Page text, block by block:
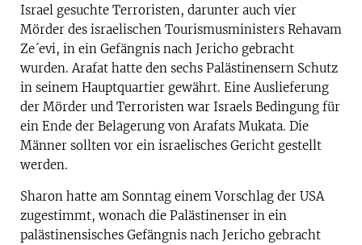
Israel gesuchte Terroristen, darunter auch vier
Mörder des israelischen Tourismusministers Rehavam
Ze´evi, in ein Gefängnis nach Jericho gebracht
wurden. Arafat hatte den sechs Palästinensern Schutz
in seinem Hauptquartier gewährt. Eine Auslieferung
der Mörder und Terroristen war Israels Bedingung für
ein Ende der Belagerung von Arafats Mukata. Die
Männer sollten vor ein israelisches Gericht gestellt
werden.
Sharon hatte am Sonntag einem Vorschlag der USA
zugestimmt, wonach die Palästinenser in ein
palästinensisches Gefängnis nach Jericho gebracht